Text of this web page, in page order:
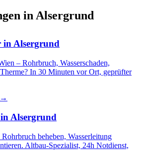
inAlsergrund
inAlsergrund
– Rohrbruch, Wasserschaden,
In 30 Minuten vor Ort, geprüfter
→
in Alsergrund
beheben, Wasserleitung
Altbau-Spezialist, 24h Notdienst,